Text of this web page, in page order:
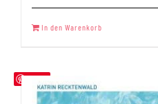
In den Warenkorb
Save